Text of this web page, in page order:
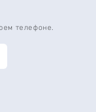
телефоне.